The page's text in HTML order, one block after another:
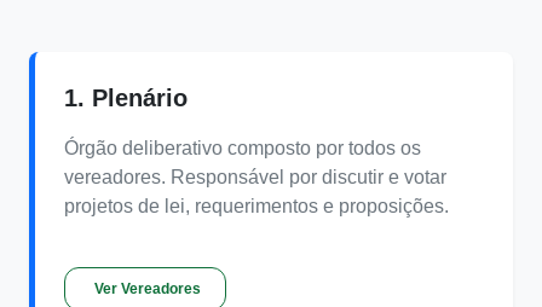
1. Plenário
Órgão deliberativo composto por todos os
vereadores. Responsável por discutir e votar
projetos de lei, requerimentos e proposições.
Ver Vereadores